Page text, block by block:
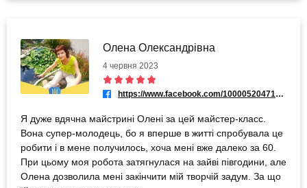
Олена Олександрівна
4 червня 2023
https://www.facebook.com/100005204717182
Я дуже вдячна майстрині Олені за цей майстер-класс.
Вона супер-молодець, бо я вперше в житті спробувала це
робити і в мене получилось, хоча мені вже далеко за 60.
При цьому моя робота затягнулася на зайві півгодини, але
Олена дозволила мені закінчити мій творчій задум. За що